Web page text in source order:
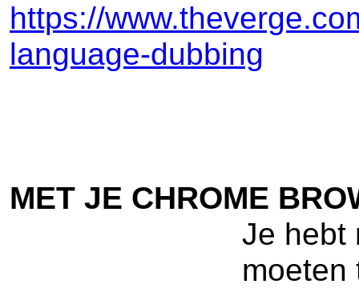
https://
language-dubbing
MET JE CHROME
Je hebt
moeten